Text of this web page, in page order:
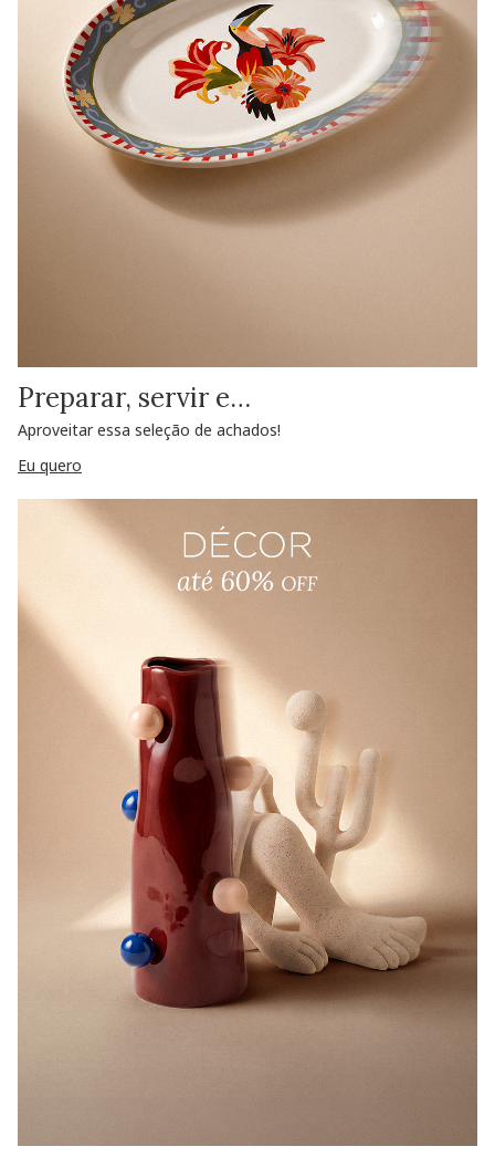
Preparar, servir e…
Aproveitar essa seleção de achados!
Eu quero